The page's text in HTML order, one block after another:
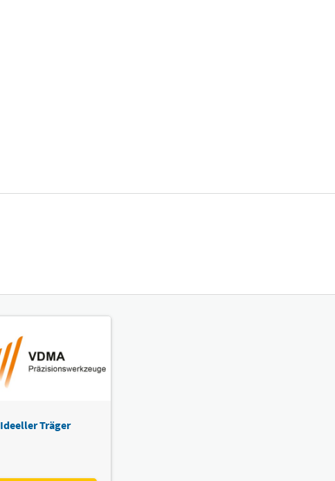
Ideeller Träger